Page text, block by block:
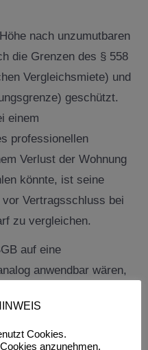
nach unzumutbaren
die Grenzen des § 558
Vergleichsmiete) und
geschützt.
einem
professionellen
Verlust der Wohnung
könnte, ist seine
Vertragsschluss bei
zu vergleichen.
auf eine
anwendbar wären,
Vergleichsmiete zum
verglichen werden und
Cookies.
anzunehmen,